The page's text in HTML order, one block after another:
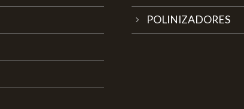
POLINIZADORES